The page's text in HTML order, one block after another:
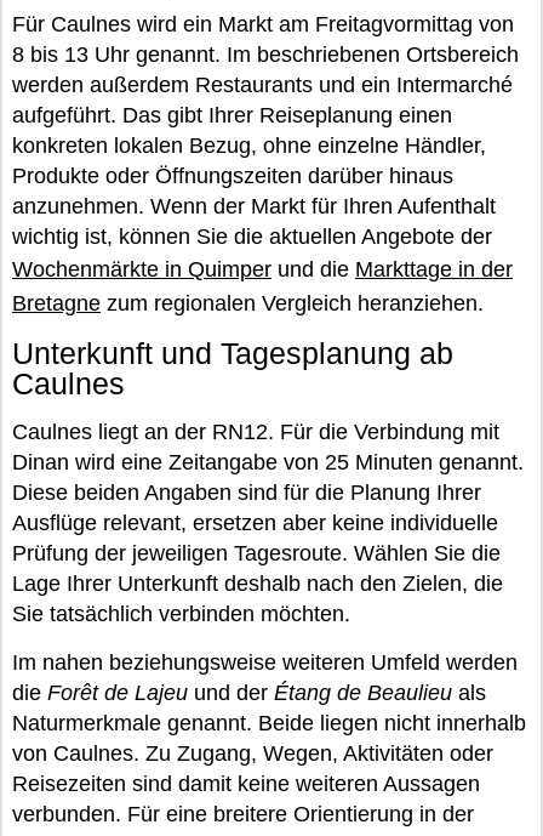
Für Caulnes wird ein Markt am Freitagvormittag von
8 bis 13 Uhr genannt. Im beschriebenen Ortsbereich
werden außerdem Restaurants und ein Intermarché
aufgeführt. Das gibt Ihrer Reiseplanung einen
konkreten lokalen Bezug, ohne einzelne Händler,
Produkte oder Öffnungszeiten darüber hinaus
anzunehmen. Wenn der Markt für Ihren Aufenthalt
wichtig ist, können Sie die aktuellen Angebote der
Wochenmärkte in Quimper und die Markttage in der
Bretagne zum regionalen Vergleich heranziehen.
Unterkunft und Tagesplanung ab
Caulnes
Caulnes liegt an der RN12. Für die Verbindung mit
Dinan wird eine Zeitangabe von 25 Minuten genannt.
Diese beiden Angaben sind für die Planung Ihrer
Ausflüge relevant, ersetzen aber keine individuelle
Prüfung der jeweiligen Tagesroute. Wählen Sie die
Lage Ihrer Unterkunft deshalb nach den Zielen, die
Sie tatsächlich verbinden möchten.
Im nahen beziehungsweise weiteren Umfeld werden
die Forêt de Lajeu und der Étang de Beaulieu als
Naturmerkmale genannt. Beide liegen nicht innerhalb
von Caulnes. Zu Zugang, Wegen, Aktivitäten oder
Reisezeiten sind damit keine weiteren Aussagen
verbunden. Für eine breitere Orientierung in der